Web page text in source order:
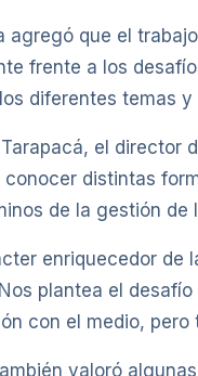
agregó que el
frente a los
diferentes temas
el
distintas
de la gestión de
enriquecedor de
plantea el
con el medio, pero
valoró